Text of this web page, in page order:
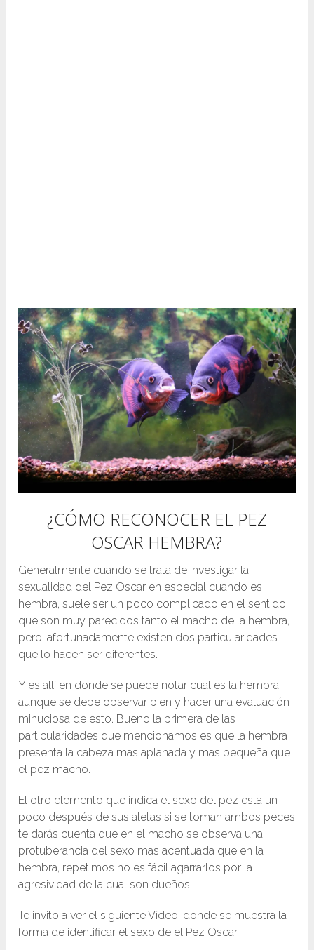
¿CÓMO RECONOCER EL PEZ
OSCAR HEMBRA?
Generalmente cuando se trata de investigar la
sexualidad del Pez Oscar en especial cuando es
hembra, suele ser un poco complicado en el sentido
que son muy parecidos tanto el macho de la hembra,
pero, afortunadamente existen dos particularidades
que lo hacen ser diferentes.
Y es allí en donde se puede notar cual es la hembra,
aunque se debe observar bien y hacer una evaluación
minuciosa de esto. Bueno la primera de las
particularidades que mencionamos es que la hembra
presenta la cabeza mas aplanada y mas pequeña que
el pez macho.
El otro elemento que indica el sexo del pez esta un
poco después de sus aletas si se toman ambos peces
te darás cuenta que en el macho se observa una
protuberancia del sexo mas acentuada que en la
hembra, repetimos no es fácil agarrarlos por la
agresividad de la cual son dueños.
Te invito a ver el siguiente Vídeo, donde se muestra la
forma de identificar el sexo de el Pez Oscar.